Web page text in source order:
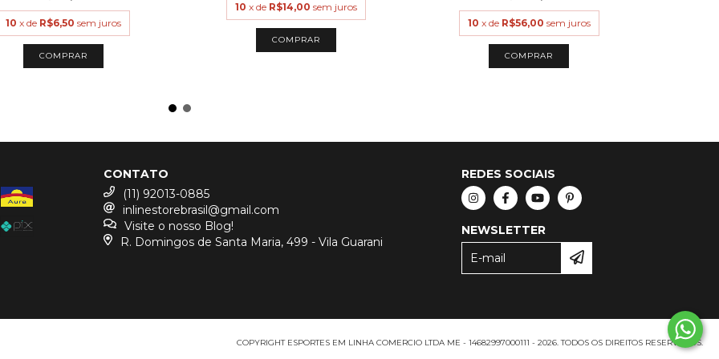
10 x de R$6,50 sem juros
COMPRAR
10 x de R$14,00 sem juros
COMPRAR
10 x de R$56,00 sem juros
COMPRAR
CONTATO
(11) 92013-0885
inlinestorebrasil@gmail.com
Visite o nosso Blog!
R. Domingos de Santa Maria, 499 - Vila Guarani
REDES SOCIAIS
NEWSLETTER
COPYRIGHT ESPORTES EM LINHA COMERCIO LTDA ME - 14682997000111 - 2026. TODOS OS DIREITOS RESERVADOS.